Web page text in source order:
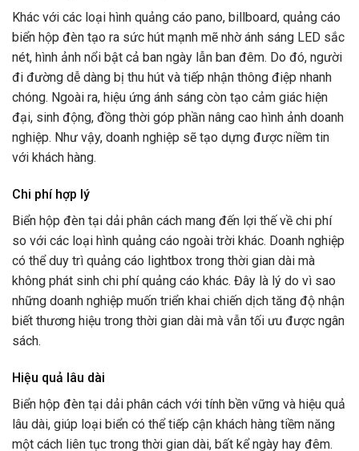
Khác với các loại hình quảng cáo pano, billboard, quảng cáo
biển hộp đèn tạo ra sức hút mạnh mẽ nhờ ánh sáng LED sắc
nét, hình ảnh nổi bật cả ban ngày lẫn ban đêm. Do đó, người
đi đường dễ dàng bị thu hút và tiếp nhận thông điệp nhanh
chóng. Ngoài ra, hiệu ứng ánh sáng còn tạo cảm giác hiện
đại, sinh động, đồng thời góp phần nâng cao hình ảnh doanh
nghiệp. Như vậy, doanh nghiệp sẽ tạo dựng được niềm tin
với khách hàng.
Chi phí hợp lý
Biển hộp đèn tại dải phân cách mang đến lợi thế về chi phí
so với các loại hình quảng cáo ngoài trời khác. Doanh nghiệp
có thể duy trì quảng cáo lightbox trong thời gian dài mà
không phát sinh chi phí quảng cáo khác. Đây là lý do vì sao
những doanh nghiệp muốn triển khai chiến dịch tăng độ nhận
biết thương hiệu trong thời gian dài mà vẫn tối ưu được ngân
sách.
Hiệu quả lâu dài
Biển hộp đèn tại dải phân cách với tính bền vững và hiệu quả
lâu dài, giúp loại biển có thể tiếp cận khách hàng tiềm năng
một cách liên tục trong thời gian dài, bất kể ngày hay đêm.